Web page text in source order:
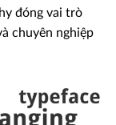
đóng vai trò
chuyên nghiệp